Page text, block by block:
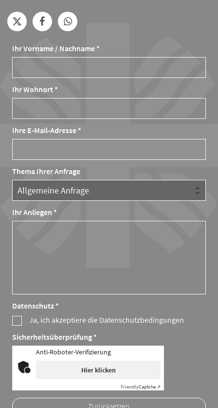
Ihr Vorname / Nachname *
Ihr Wohnort *
Ihre E-Mail-Adresse *
Thema Ihrer Anfrage
Ihr Anliegen *
Datenschutz *
Ja, ich akzeptiere die Datenschutzbedingungen
Sicherheitsüberprüfung *
Anti-Roboter-Verifizierung
Hier klicken
FriendlyCaptcha ⇗